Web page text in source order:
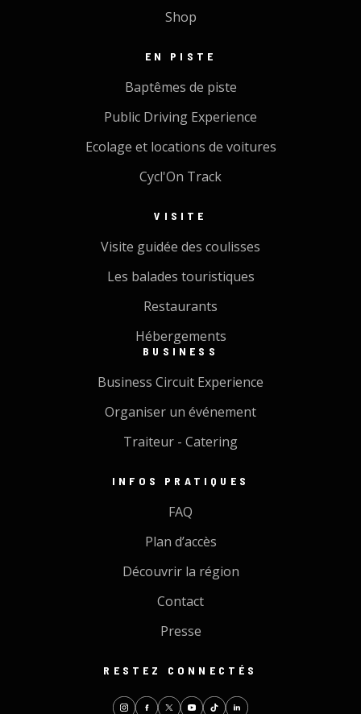
Shop
EN PISTE
Baptêmes de piste
Public Driving Experience
Ecolage et locations de voitures
Cycl'On Track
VISITE
Visite guidée des coulisses
Les balades touristiques
Restaurants
Hébergements
BUSINESS
Business Circuit Experience
Organiser un événement
Traiteur - Catering
INFOS PRATIQUES
FAQ
Plan d’accès
Découvrir la région
Contact
Presse
RESTEZ CONNECTÉS